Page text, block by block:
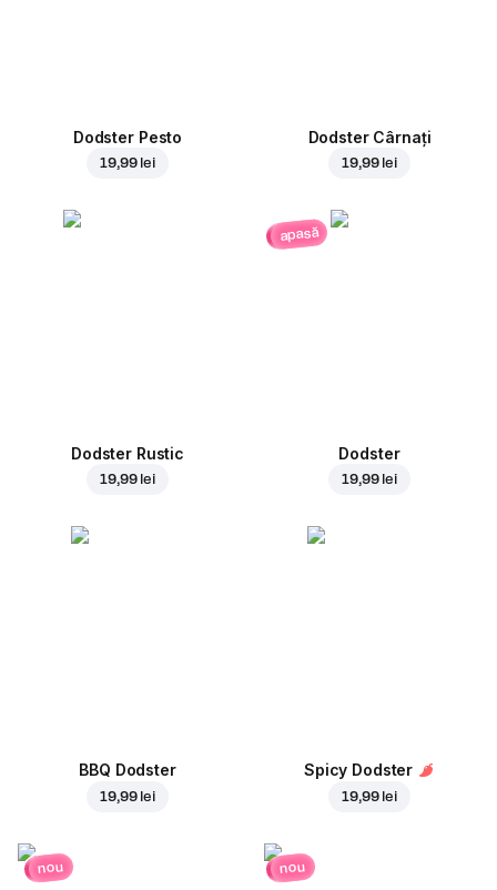
Dodster Pesto
19,99 lei
Dodster Cârnați
19,99 lei
Dodster Rustic
19,99 lei
apasă
Dodster
19,99 lei
BBQ Dodster
19,99 lei
Spicy Dodster
19,99 lei
nou nou